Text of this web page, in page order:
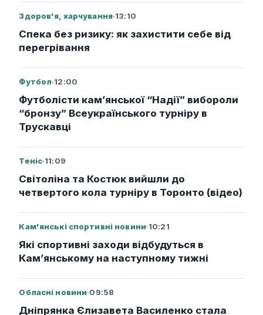
Здоров'я, харчування·13:10
Спека без ризику: як захистити себе від
перегрівання
Футбол·12:00
Футболісти кам’янської “Надії” вибороли
“бронзу” Всеукраїнського турніру в
Трускавці
Теніс·11:09
Світоліна та Костюк вийшли до
четвертого кола турніру в Торонто (відео)
Кам'янські спортивні новини·10:21
Які спортивні заходи відбудуться в
Кам’янському на наступному тижні
Обласні новини·09:58
Дніпрянка Єлизавета Василенко стала